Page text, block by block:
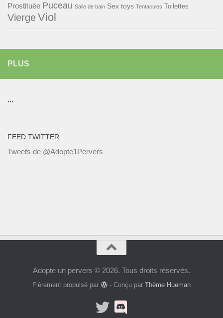
Prostituée Puceau Salle de bain Sex toys Tentacules Toilettes
ViergeViol
PLUS
...
FEED TWITTER
Tweets de @Adopte1Pervers
Adopte un pervers © 2026. Tous droits réservés.
Fièrement propulsé par - Conçu par Thème Hueman